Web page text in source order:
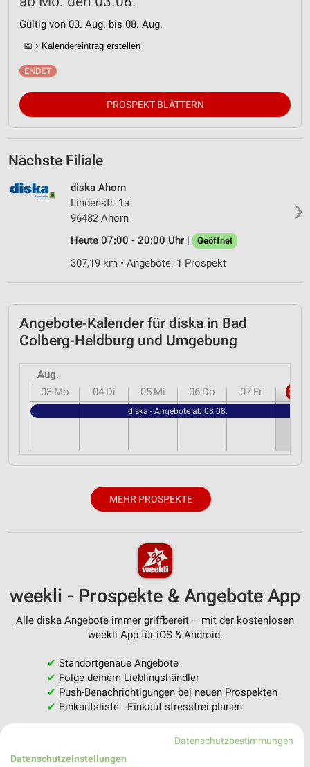
Gültig von 03. Aug. bis 08. Aug.
📅 Kalendereintrag erstellen
PROSPEKT BLÄTTERN
Nächste Filiale
❯
diska Ahorn
Lindenstr. 1a
96482 Ahorn
Heute 07:00 - 20:00 Uhr |
Geöffnet
307,19 km • Angebote: 1 Prospekt
Angebote-Kalender für diska in Bad
Colberg-Heldburg und Umgebung
Aug.
03 Mo 04 Di 05 Mi 06 Do 07 Fr 08
diska - Angebote ab 03.08.
MEHR PROSPEKTE
weekli - Prospekte & Angebote App
Alle diska Angebote immer griffbereit – mit der kostenlosen
weekli App für iOS & Android.
✔ Standortgenaue Angebote
✔ Folge deinem Lieblingshändler
✔ Push-Benachrichtigungen bei neuen Prospekten
✔ Einkaufsliste - Einkauf stressfrei planen
JETZT LADEN UND SPAREN!Datenschutzbestimmungen
Datenschutzeinstellungen